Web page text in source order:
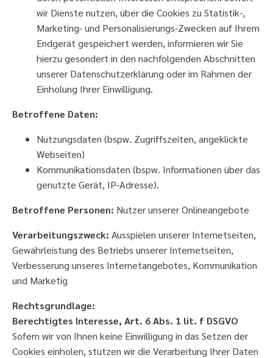
wir Dienste nutzen, über die Cookies zu Statistik-,
Marketing- und Personalisierungs-Zwecken auf Ihrem
Endgerät gespeichert werden, informieren wir Sie
hierzu gesondert in den nachfolgenden Abschnitten
unserer Datenschutzerklärung oder im Rahmen der
Einholung Ihrer Einwilligung.
Betroffene Daten:
Nutzungsdaten (bspw. Zugriffszeiten, angeklickte
Webseiten)
Kommunikationsdaten (bspw. Informationen über das
genutzte Gerät, IP-Adresse).
Betroffene Personen: Nutzer unserer Onlineangebote
Verarbeitungszweck: Ausspielen unserer Internetseiten,
Gewährleistung des Betriebs unserer Internetseiten,
Verbesserung unseres Internetangebotes, Kommunikation
und Marketig
Rechtsgrundlage:
Berechtigtes Interesse, Art. 6 Abs. 1 lit. f DSGVO
Sofern wir von Ihnen keine Einwilligung in das Setzen der
Cookies einholen, stützen wir die Verarbeitung Ihrer Daten